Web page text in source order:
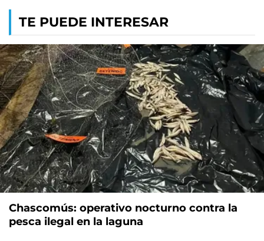
TE PUEDE INTERESAR
Chascomús: operativo nocturno contra la
pesca ilegal en la laguna